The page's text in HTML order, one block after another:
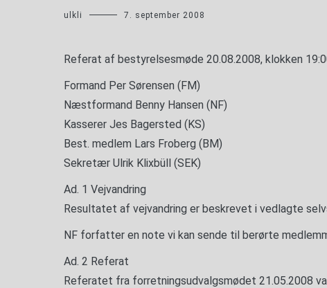
ulkli 7. september 2008
Referat af bestyrelsesmøde 20.08.2008, klokken
Formand Per Sørensen (FM)
Næstformand Benny Hansen (NF)
Kasserer Jes Bagersted (KS)
Best. medlem Lars Froberg (BM)
Sekretær Ulrik Klixbüll (SEK)
Ad. 1 Vejvandring
Resultatet af vejvandring er beskrevet i vedlagte
NF forfatter en note vi kan sende til berørte
Ad. 2 Referat
Referatet fra forretningsudvalgsmødet 21.05.2008